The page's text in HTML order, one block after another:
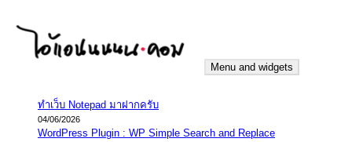
content
iannnnn.com
ความจริงมีสองด้าน คือจริงของมึง กับจริงของกู
Menu and widgets
ทำเว็บ Notepad มาฝากครับ
04/06/2026
WordPress Plugin : WP Simple Search and Replace